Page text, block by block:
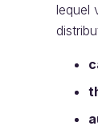
lequel